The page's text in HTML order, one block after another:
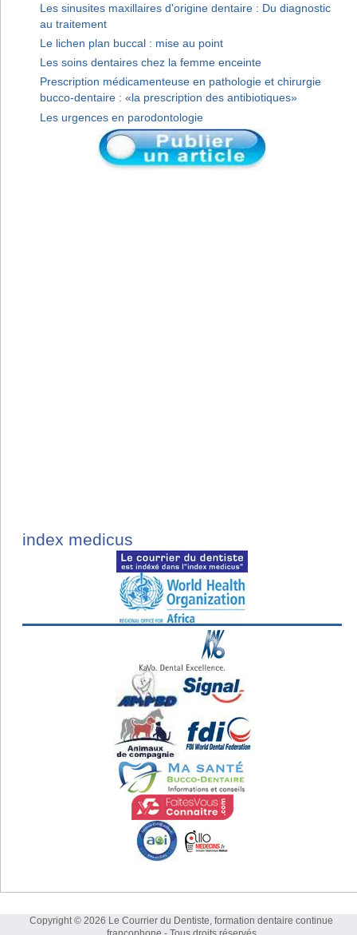
Les sinusites maxillaires d'origine dentaire : Du diagnostic
au traitement
Le lichen plan buccal : mise au point
Les soins dentaires chez la femme enceinte
Prescription médicamenteuse en pathologie et chirurgie
bucco-dentaire : «la prescription des antibiotiques»
Les urgences en parodontologie
index medicus
Copyright © 2026 Le Courrier du Dentiste, formation dentaire continue